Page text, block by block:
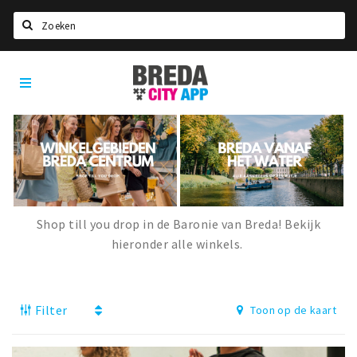
Home
Agenda
Deals
Party pics
Nieuws, interviews & blogs
Recreatief
Breda
City
App
Shop till you drop in de Baronie van Breda! Bekijk
hieronder alle winkels.
Filter Toon op de kaart